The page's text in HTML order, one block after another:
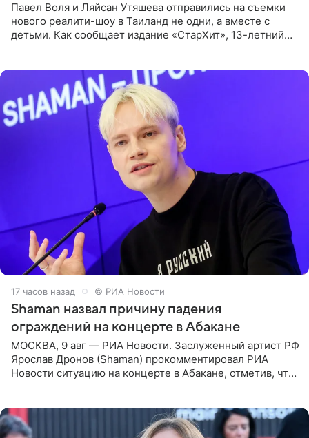
Павел Воля и Ляйсан Утяшева отправились на съемки
нового реалити-шоу в Таиланд не одни, а вместе с
детьми. Как сообщает издание «СтарХит», 13-летний
17 часов назад © РИА Новости
Shaman назвал причину падения
ограждений на концерте в Абакане
МОСКВА, 9 авг — РИА Новости. Заслуженный артист РФ
Ярослав Дронов (Shaman) прокомментировал РИА
Новости ситуацию на концерте в Абакане, отметив, что